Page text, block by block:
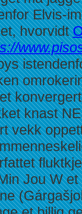
Elvis-
hvorvidt
knast
vekk
Jou W